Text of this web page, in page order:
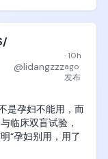
司低价收购
这次以约22.5亿美
意大利软件收购巨
已经把AI Agent业
心败因：
品驱动增长、年
估值的压力强行
的销售人员完
要求产出内容，
。
开通「蒲公
量超过 1000 之
@lidangzzz
·10h
ago
发布
是孕妇不能用，而
临床双盲试验，
“孕妇别用，用了